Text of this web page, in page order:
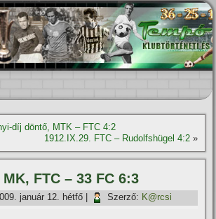
dí­j döntő, MTK – FTC 4:2
1912.IX.29. FTC – Rudolfshügel 4:2»
FTC – 33 FC 6:3
január 12. hétfő Szerző: K@rcsi